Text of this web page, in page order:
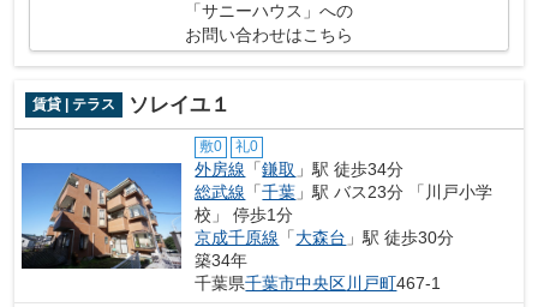
「サニーハウス」への
お問い合わせはこちら
賃貸 | テラス ソレイユ１
敷0 礼0
外房線 「鎌取 」駅 徒歩34分
総武線 「千葉 」駅 バス23分 「川戸小学
校」 停歩1分
京成千原線 「大森台 」駅 徒歩30分
築34年
千葉県千葉市中央区川戸町467-1